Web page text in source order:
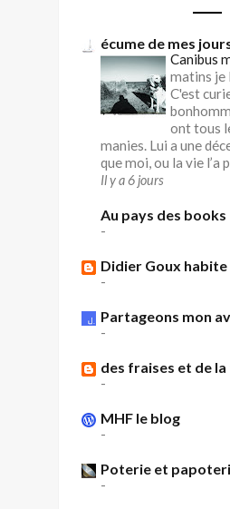
écume de mes
Canibus
matins je
C'est
ont tous
manies. Lui a une
que moi, ou la vie l’a
Il y a 6 jours
Au pays des books
-
Didier Goux habite
-
Partageons mon
-
des fraises et de
-
MHF le blog
-
Poterie et
-